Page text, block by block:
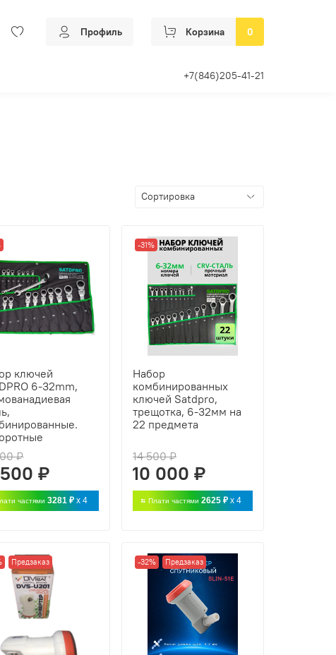
Профиль Корзина 0
+7(846)205-41-21
ключей
6-32mm,
₽
₽
частями3281 ₽ x 4
-31%
Набор
комбинированных
ключей Satdpro,
трещотка, 6-32мм на
22 предмета
14 500 ₽
10 000 ₽
Плати частями 2625 ₽ x 4
Предзаказ -32% Предзаказ